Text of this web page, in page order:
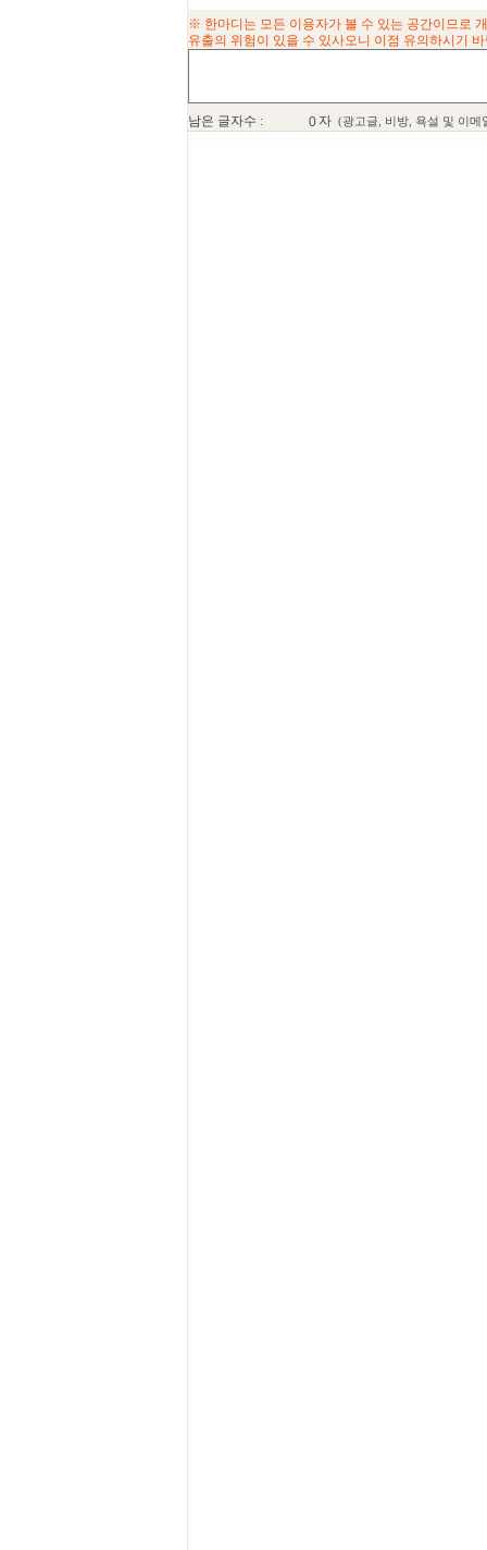
※ 한마디는 모든 이용자가 볼 수 있는 공간이므로
유출의 위험이 있을 수 있사오니 이점 유의하시기
남은 글자수 : 자(광고글, 비방, 욕설 및 이메